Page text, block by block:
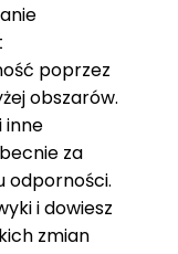
poprzez
obszarów.
inne
za
odporności.
i dowiesz
zmian